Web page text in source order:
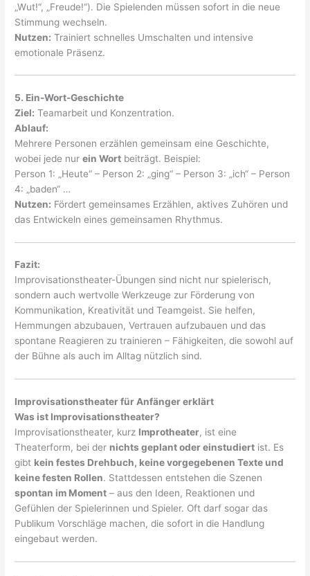
„Wut!“, „Freude!“). Die Spielenden müssen sofort in die neue
Stimmung wechseln.
Nutzen: Trainiert schnelles Umschalten und intensive
emotionale Präsenz.
5. Ein-Wort-Geschichte
Ziel: Teamarbeit und Konzentration.
Ablauf:
Mehrere Personen erzählen gemeinsam eine Geschichte,
wobei jede nurein Wort beiträgt. Beispiel:
Person 1: „Heute“ – Person 2: „ging“ – Person 3: „ich“ – Person
4: „baden“ …
Nutzen: Fördert gemeinsames Erzählen, aktives Zuhören und
das Entwickeln eines gemeinsamen Rhythmus.
Fazit:
Improvisationstheater-Übungen sind nicht nur spielerisch,
sondern auch wertvolle Werkzeuge zur Förderung von
Kommunikation, Kreativität und Teamgeist. Sie helfen,
Hemmungen abzubauen, Vertrauen aufzubauen und das
spontane Reagieren zu trainieren – Fähigkeiten, die sowohl auf
der Bühne als auch im Alltag nützlich sind.
Improvisationstheater für Anfänger erklärt
Was ist Improvisationstheater?
Improvisationstheater, kurz Improtheater, ist eine
Theaterform, bei der nichts geplant oder einstudiert ist. Es
gibt kein festes Drehbuch, keine vorgegebenen Texte und
keine festen Rollen. Stattdessen entstehen die Szenen
spontan im Moment – aus den Ideen, Reaktionen und
Gefühlen der Spielerinnen und Spieler. Oft darf sogar das
Publikum Vorschläge machen, die sofort in die Handlung
eingebaut werden.